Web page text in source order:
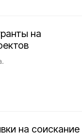
на
на соискание